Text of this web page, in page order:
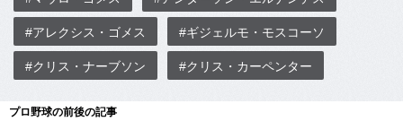
#アレクシス・ゴメス #ギジェルモ・モスコーソ
#クリス・ナーブソン #クリス・カーペンター
プロ野球の前後の記事